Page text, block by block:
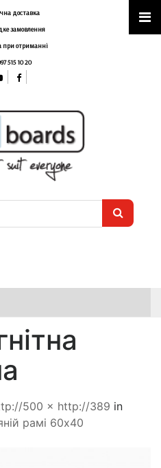
доставка
замовлення
при отриманні
515 10 20
500 × http://389 in
рамі 60х40